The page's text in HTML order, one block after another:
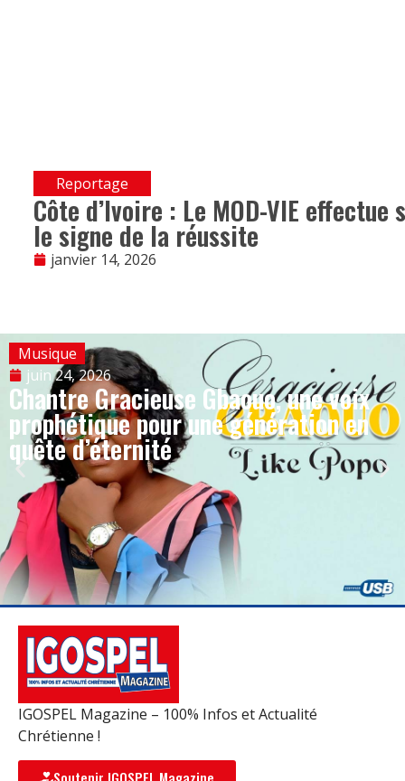
Reportage
Côte d’Ivoire : Le MOD-VIE
le signe de la réussite
janvier 14, 2026
Musique
juin 24, 2026
Chantre Gracieuse Gbaouo, une voix
prophétique pour une génération en
quête d’éternité
IGOSPEL Magazine – 100% Infos et Actualité
Chrétienne !